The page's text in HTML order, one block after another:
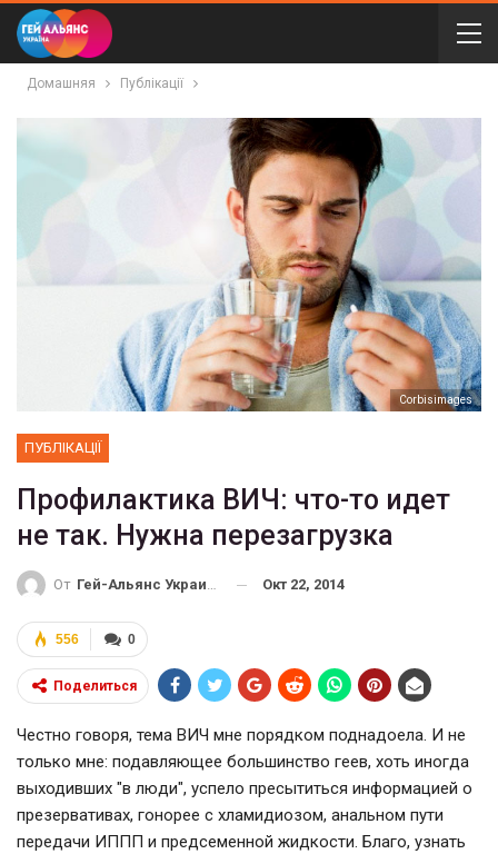
Домашняя Публікації
Сorbisimages
ПУБЛІКАЦІЇ
Профилактика ВИЧ: что-то идет
не так. Нужна перезагрузка
От Гей-Альянс Украина Окт 22, 2014
0
556
Поделиться
Честно говоря, тема ВИЧ мне порядком поднадоела. И не
только мне: подавляющее большинство геев, хоть иногда
выходивших "в люди", успело пресытиться информацией о
презервативах, гонорее с хламидиозом, анальном пути
передачи ИППП и предсеменной жидкости. Благо, узнать